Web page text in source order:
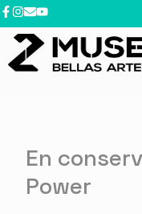
contenido
En
Power